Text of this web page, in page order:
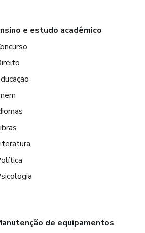
e estudo acadêmico
de equipamentos